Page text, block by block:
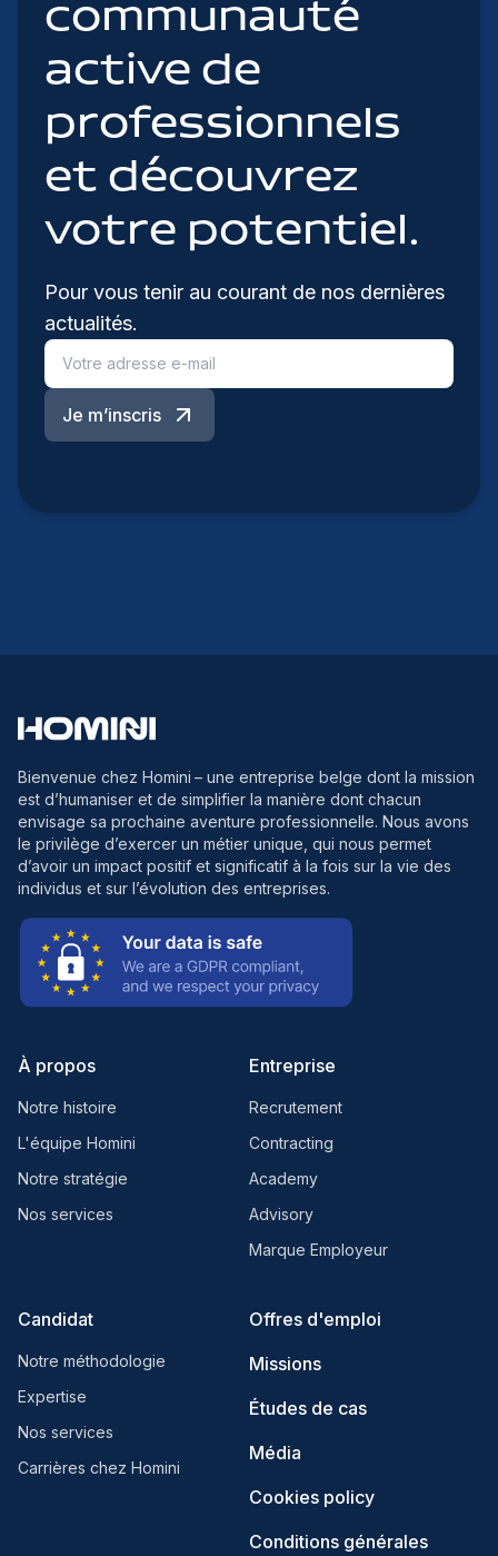
communauté
active de
professionnels
et découvrez
votre potentiel.
Pour vous tenir au courant de nos dernières
actualités.
Je m’inscris
Bienvenue chez Homini – une entreprise belge dont la mission
est d’humaniser et de simplifier la manière dont chacun
envisage sa prochaine aventure professionnelle. Nous avons
le privilège d’exercer un métier unique, qui nous permet
d’avoir un impact positif et significatif à la fois sur la vie des
individus et sur l’évolution des entreprises.
À propos
Notre histoire
L'équipe Homini
Notre stratégie
Nos services
Entreprise
Recrutement
Contracting
Academy
Advisory
Marque Employeur
Candidat
Notre méthodologie
Expertise
Nos services
Carrières chez Homini
Offres d'emploi
Missions
Études de cas
Média
Cookies policy
Conditions générales